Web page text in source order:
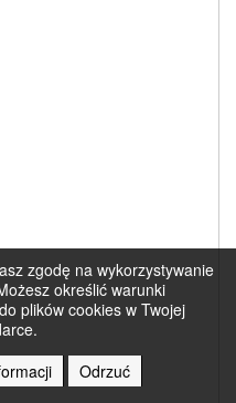
zgodę na wykorzystywanie
określić warunki
plików cookies w Twojej
Odrzuć